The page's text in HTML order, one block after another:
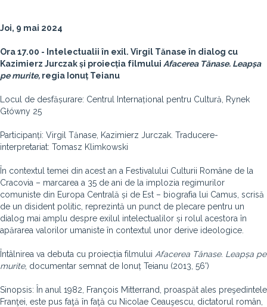
Joi, 9 mai 2024
Ora 17.00 - Intelectualii în exil. Virgil Tănase în dialog cu
Kazimierz Jurczak și proiecția filmului Afacerea Tănase. Leapșa
pe murite, regia Ionuț Teianu
Locul de desfășurare: Centrul Internațional pentru Cultură, Rynek
Główny 25
Participanți: Virgil Tănase, Kazimierz Jurczak. Traducere-
interpretariat: Tomasz Klimkowski
În contextul temei din acest an a Festivalului Culturii Române de la
Cracovia – marcarea a 35 de ani de la implozia regimurilor
comuniste din Europa Centrală și de Est – biografia lui Camus, scrisă
de un disident politic, reprezintă un punct de plecare pentru un
dialog mai amplu despre exilul intelectualilor și rolul acestora în
apărarea valorilor umaniste în contextul unor derive ideologice.
Întâlnirea va debuta cu proiecția filmului Afacerea Tănase. Leapșa pe
murite, documentar semnat de Ionuț Teianu (2013, 56')
Sinopsis: În anul 1982, François Mitterrand, proaspăt ales preşedintele
Franţei, este pus faţă în faţă cu Nicolae Ceauşescu, dictatorul român,